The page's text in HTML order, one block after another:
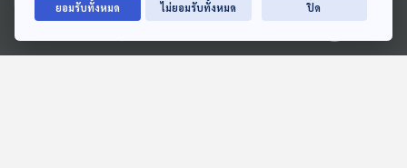
Ⓒ 2020 องค์การกระจายเสียงและแพร่ภาพสาธารณะแห่งประเทศไทย
ยอมรับทั้งหมด ไม่ยอมรับทั้งหมด ปิด